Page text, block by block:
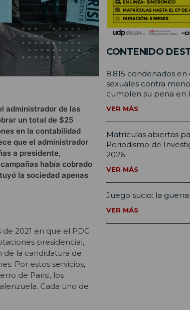
administrador de las
un total de $25
en la contabilidad
que el administrador
a presidente,
había cobrado
la sociedad apenas
2021 en que el PDG
presidencial,
de la candidatura de
Por estos servicios,
de Parisi, los
Cada uno de
CONTENIDO
8.815 condenados
sexuales contra
cumplen su pena en
VER MÁS
Matrículas abiertas
Periodismo de
2026
VER MÁS
Juego sucio: la
VER MÁS